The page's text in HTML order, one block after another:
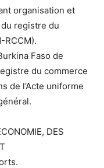
organisation et
registre du
RCCM).
Faso de
du commerce
de l’Acte uniforme
DES